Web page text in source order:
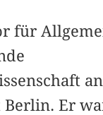
für
Berlin. Er